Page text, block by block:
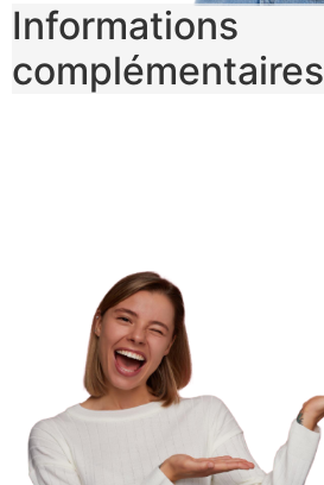
Informations
complémentaires